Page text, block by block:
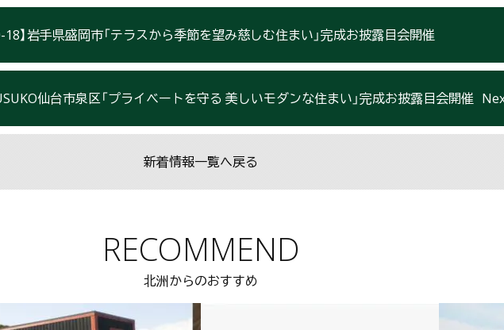
18】岩手県盛岡市「テラスから季節を望み慈しむ住まい」完成お披露目会開催
仙台市泉区「プライベートを守る 美しいモダンな住まい」完成お披露目会開催
新着情報一覧へ戻る
RECOMMEND
北洲からのおすすめ